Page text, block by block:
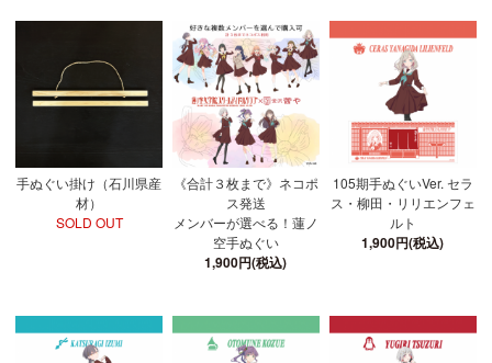
手ぬぐい掛け（石川県産
材）
SOLD OUT
《合計３枚まで》ネコポ
ス発送
メンバーが選べる！蓮ノ
空手ぬぐい
1,900円(税込)
105期手ぬぐいVer. セラ
ス・柳田・リリエンフェ
ルト
1,900円(税込)